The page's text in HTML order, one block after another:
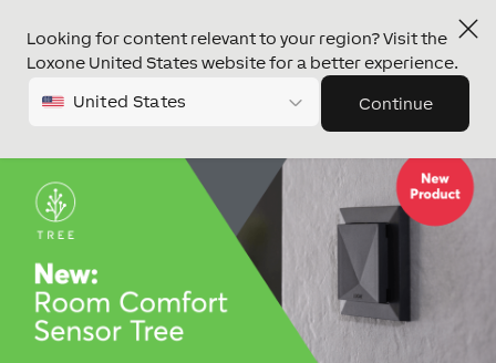
Looking for content relevant to your region? Visit the
Loxone United States website for a better experience.
United States Continue